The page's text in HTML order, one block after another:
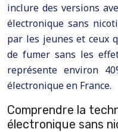
inclure des versions
électronique sans
par les jeunes et ceux
de fumer sans les
représente environ
électronique en France.
Comprendre la
électronique sans